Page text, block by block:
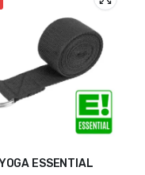
ESSENTIAL